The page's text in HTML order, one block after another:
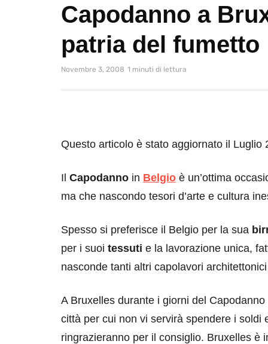
Capodanno a
patria del fumetto
Novembre 3, 2008 1 minuti di lettura
Questo articolo è stato aggiornato il Luglio
Il Capodanno in Belgio è un’ottima
ma che nascondo tesori d’arte e cultura
Spesso si preferisce il Belgio per la sua
per i suoi tessuti e la lavorazione unica,
nasconde tanti altri capolavori
A Bruxelles durante i giorni del
città per cui non vi servirà spendere i soldi
ringrazieranno per il consiglio. Bruxelles è